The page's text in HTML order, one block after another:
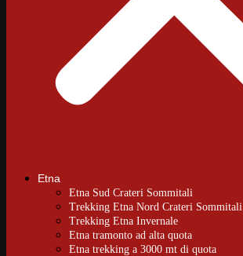
Etna
Etna Sud Crateri Sommitali
Trekking Etna Nord Crateri Sommitali
Trekking Etna Invernale
Etna tramonto ad alta quota
Etna trekking a 3000 mt di quota